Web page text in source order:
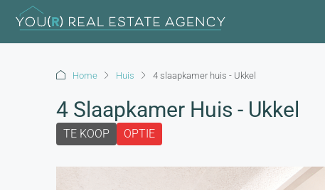
Home Huis 4 slaapkamer huis - Ukkel
4 Slaapkamer Huis - Ukkel
TE KOOP OPTIE